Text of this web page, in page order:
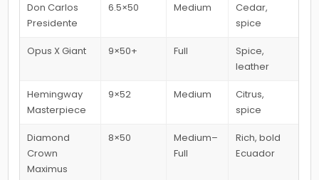
Don Carlos
Presidente
6.5×50 Medium
Cedar,
spice
Opus X Giant 9×50+ Full
Spice,
leather
Hemingway
Masterpiece
9×52 Medium
Citrus,
spice
Diamond
Crown
Maximus
8×50
Medium–
Full
Rich, bold
Ecuador